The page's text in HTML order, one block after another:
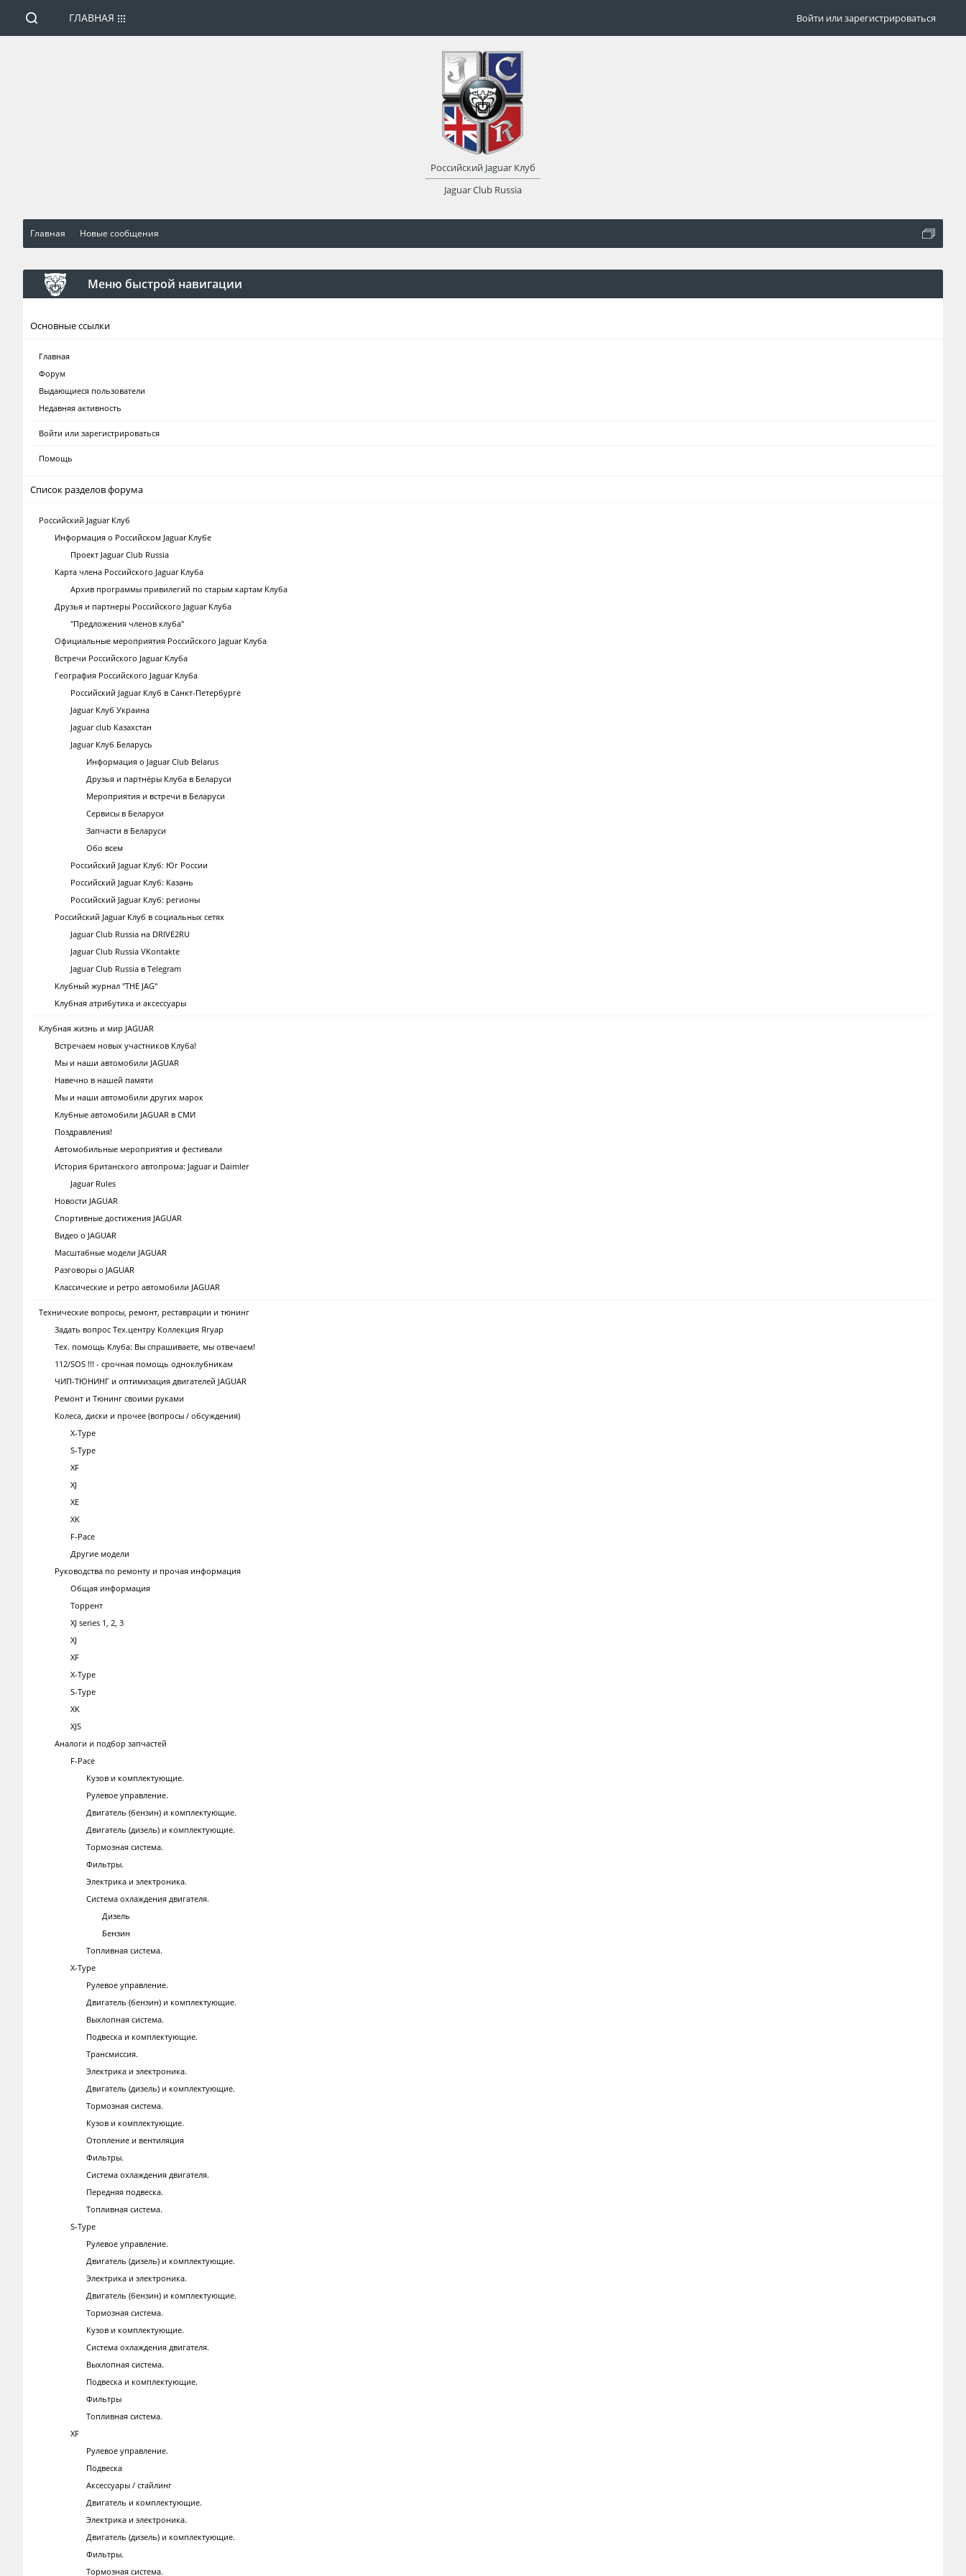
Главная Новые сообщения
Меню быстрой навигации
Основные ссылки
Главная
Форум
Выдающиеся пользователи
Недавняя активность
Войти или зарегистрироваться
Помощь
Список разделов форума
Российский Jaguar Клуб
Информация о Российском Jaguar Клубе
Проект Jaguar Club Russia
Карта члена Российского Jaguar Клуба
Архив программы привилегий по старым картам Клуба
Друзья и партнеры Российского Jaguar Клуба
"Предложения членов клуба"
Официальные мероприятия Российского Jaguar Клуба
Встречи Российского Jaguar Клуба
География Российского Jaguar Клуба
Российский Jaguar Клуб в Санкт-Петербурге
Jaguar Клуб Украина
Jaguar club Казахстан
Jaguar Клуб Беларусь
Информация о Jaguar Club Belarus
Друзья и партнёры Клуба в Беларуси
Мероприятия и встречи в Беларуси
Сервисы в Беларуси
Запчасти в Беларуси
Обо всем
Российский Jaguar Клуб: Юг России
Российский Jaguar Клуб: Казань
Российский Jaguar Клуб: регионы
Российский Jaguar Клуб в социальных сетях
Jaguar Club Russia на DRIVE2RU
Jaguar Club Russia VKontakte
Jaguar Club Russia в Telegram
Клубный журнал "THE JAG"
Клубная атрибутика и аксессуары
Клубная жизнь и мир JAGUAR
Встречаем новых участников Клуба!
Мы и наши автомобили JAGUAR
Навечно в нашей памяти
Мы и наши автомобили других марок
Клубные автомобили JAGUAR в СМИ
Поздравления!
Автомобильные мероприятия и фестивали
История британского автопрома: Jaguar и Daimler
Jaguar Rules
Новости JAGUAR
Спортивные достижения JAGUAR
Видео о JAGUAR
Масштабные модели JAGUAR
Разговоры о JAGUAR
Классические и ретро автомобили JAGUAR
Технические вопросы, ремонт, реставрации и тюнинг
Задать вопрос Тех.центру Коллекция Ягуар
Тех. помощь Клуба: Вы спрашиваете, мы отвечаем!
112/SOS !!! - срочная помощь одноклубникам
ЧИП-ТЮНИНГ и оптимизация двигателей JAGUAR
Ремонт и Тюнинг своими руками
Колеса, диски и прочее (вопросы / обсуждения)
X-Type
S-Type
XF
XJ
XE
XK
F-Pace
Другие модели
Руководства по ремонту и прочая информация
Общая информация
Торрент
XJ series 1, 2, 3
XJ
XF
X-Type
S-Type
XK
XJS
Аналоги и подбор запчастей
F-Pace
Кузов и комплектующие.
Рулевое управление.
Двигатель (бензин) и комплектующие.
Двигатель (дизель) и комплектующие.
Тормозная система.
Фильтры.
Электрика и электроника.
Система охлаждения двигателя.
Дизель
Бензин
Топливная система.
X-Type
Рулевое управление.
Двигатель (бензин) и комплектующие.
Выхлопная система.
Подвеска и комплектующие.
Трансмиссия.
Электрика и электроника.
Двигатель (дизель) и комплектующие.
Тормозная система.
Кузов и комплектующие.
Отопление и вентиляция
Фильтры.
Система охлаждения двигателя.
Передняя подвеска.
Топливная система.
S-Type
Рулевое управление.
Двигатель (дизель) и комплектующие.
Электрика и электроника.
Двигатель (бензин) и комплектующие.
Тормозная система.
Кузов и комплектующие.
Система охлаждения двигателя.
Выхлопная система.
Подвеска и комплектующие.
Фильтры
Топливная система.
XF
Рулевое управление.
Подвеска
Аксессуары / стайлинг
Двигатель и комплектующие.
Электрика и электроника.
Двигатель (дизель) и комплектующие.
Фильтры.
Тормозная система.
ГЛАВНАЯ
Российский Jaguar Клуб
Jaguar Club Russia
Войти или зарегистрироваться